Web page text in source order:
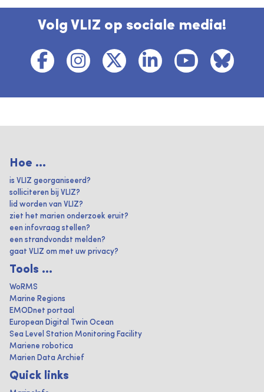
Volg VLIZ op sociale media!
Hoe ...
is VLIZ georganiseerd?
solliciteren bij VLIZ?
lid worden van VLIZ?
ziet het marien onderzoek eruit?
een infovraag stellen?
een strandvondst melden?
gaat VLIZ om met uw privacy?
Tools ...
WoRMS
Marine Regions
EMODnet portaal
European Digital Twin Ocean
Sea Level Station Monitoring Facility
Mariene robotica
Marien Data Archief
Quick links